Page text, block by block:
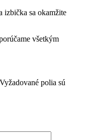
izbička sa okamžite
všetkým
Vyžadované polia sú